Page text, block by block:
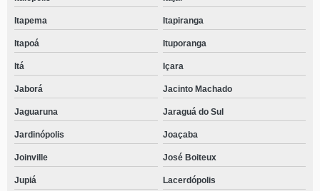
Itapema Itapiranga
Itapoá Ituporanga
Itá Içara
Jaborá Jacinto Machado
Jaguaruna Jaraguá do Sul
Jardinópolis Joaçaba
Joinville José Boiteux
Jupiá Lacerdópolis